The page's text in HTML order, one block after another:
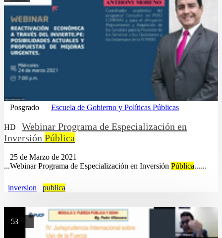
Posgrado Escuela de Gobierno y Políticas Públicas
HD
Webinar Programa de Especialización en
Inversión Pública
25 de Marzo de 2021
...Webinar Programa de Especialización en Inversión Pública......
inversion publica
53